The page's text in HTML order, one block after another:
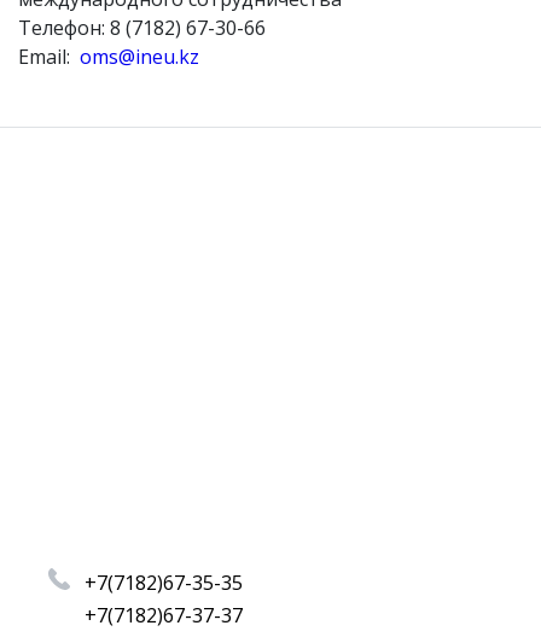
Телефон: 8 (7182) 67-30-66
Email: oms@ineu.kz
+7(7182)67-35-35
+7(7182)67-37-37